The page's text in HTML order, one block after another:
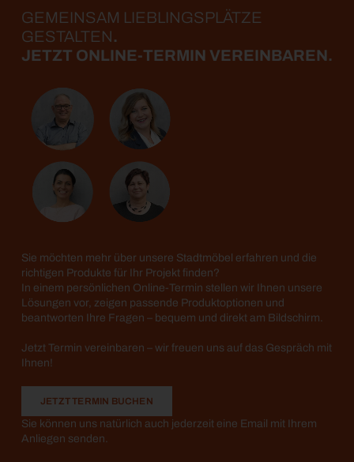
GEMEINSAM LIEBLINGS­PLÄTZE
GESTALTEN.
JETZT ONLINE-TERMIN VEREINBAREN.
Sie möchten mehr über unsere Stadtmöbel erfahren und die
richtigen Produkte für Ihr Projekt finden?
In einem persönlichen Online-Termin stellen wir Ihnen unsere
Lösungen vor, zeigen passende Produktoptionen und
beantworten Ihre Fragen – bequem und direkt am Bildschirm.
Jetzt Termin vereinbaren – wir freuen uns auf das Gespräch mit
Ihnen!
JETZT TERMIN BUCHEN
Sie können uns natürlich auch jederzeit eine Email mit Ihrem
Anliegen senden.